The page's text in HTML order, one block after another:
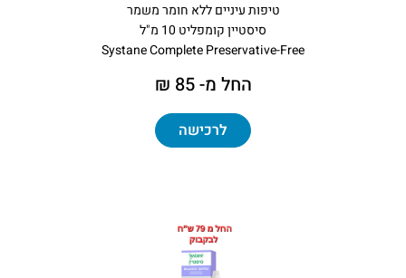
טיפות עיניים ללא חומר משמר
סיסטיין קומפליט 10 מ"ל
Systane Complete Preservative-Free
החל מ- 85 ₪
לרכישה